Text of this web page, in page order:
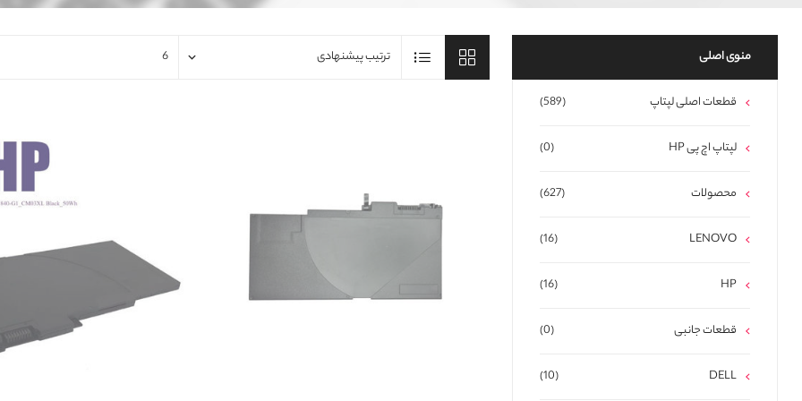
فلت لپتاپ
منوی اصلی
(589) قطعات اصلی لپتاپ
(0) لپتاپ اچ پی HP
(627) محصولات
(16) LENOVO
(16) HP
(0) قطعات جانبی
(10) DELL